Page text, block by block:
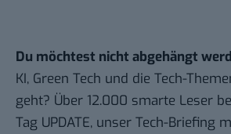
Du möchtest nicht abgehängt
KI, Green Tech und die Tech-
geht? Über 12.000 smarte Leser
Tag UPDATE, unser Tech-Briefing